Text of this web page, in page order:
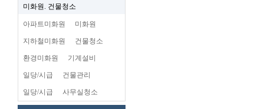
미화원. 건물청소
아파트미화원 미화원
지하철미화원 건물청소
환경미화원 기계설비
일당/시급 건물관리
일당/시급 사무실청소